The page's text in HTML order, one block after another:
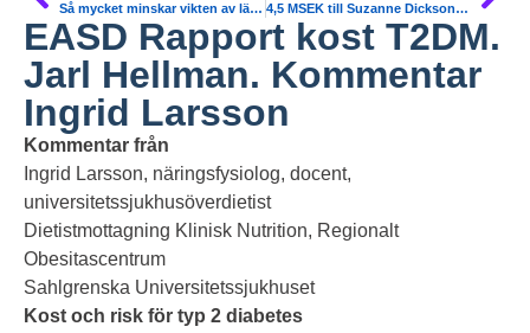
Så mycket minskar vikten av läkemedel. Gastroenterology 4,5 MSEK till Suzanne Dickson för aptitforskning
EASD Rapport kost T2DM.
Jarl Hellman. Kommentar
Ingrid Larsson
Kommentar från
Ingrid Larsson, näringsfysiolog, docent,
universitetssjukhusöverdietist
Dietistmottagning Klinisk Nutrition, Regionalt
Obesitascentrum
Sahlgrenska Universitetssjukhuset
Kost och risk för typ 2 diabetes